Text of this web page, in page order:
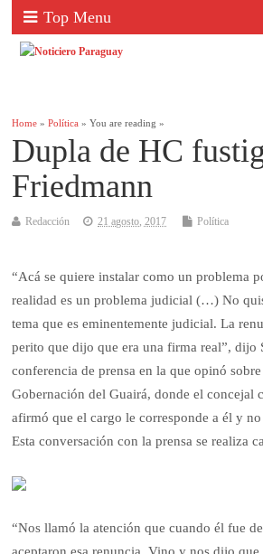
Top Menu
Home »Política » You are reading »
Dupla de HC
Friedmann
Redacción 21 agosto, 2017 Política
“Acá se quiere instalar como un problema
realidad es un problema judicial (…) No
tema que es eminentemente judicial. La
perito que dijo que era una firma real”, dijo
conferencia de prensa en la que opinó
Gobernación del Guairá, donde el concejal
afirmó que el cargo le corresponde a él y
Esta conversación con la prensa se realiza
“Nos llamó la atención que cuando él fue